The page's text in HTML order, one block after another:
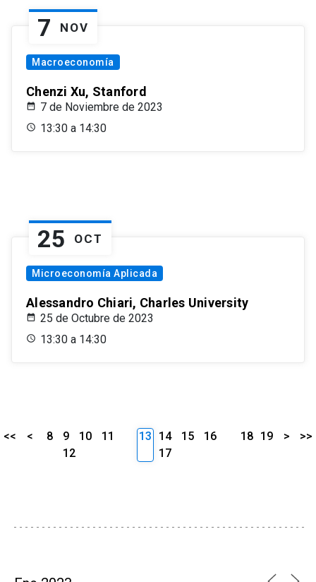
7 NOV
Macroeconomía
Chenzi Xu, Stanford
7 de Noviembre de 2023
13:30 a 14:30
25 OCT
Microeconomía Aplicada
Alessandro Chiari, Charles University
25 de Octubre de 2023
13:30 a 14:30
<< < 8 9 10
11
12
13 14 15
16
17
18 19 > >>